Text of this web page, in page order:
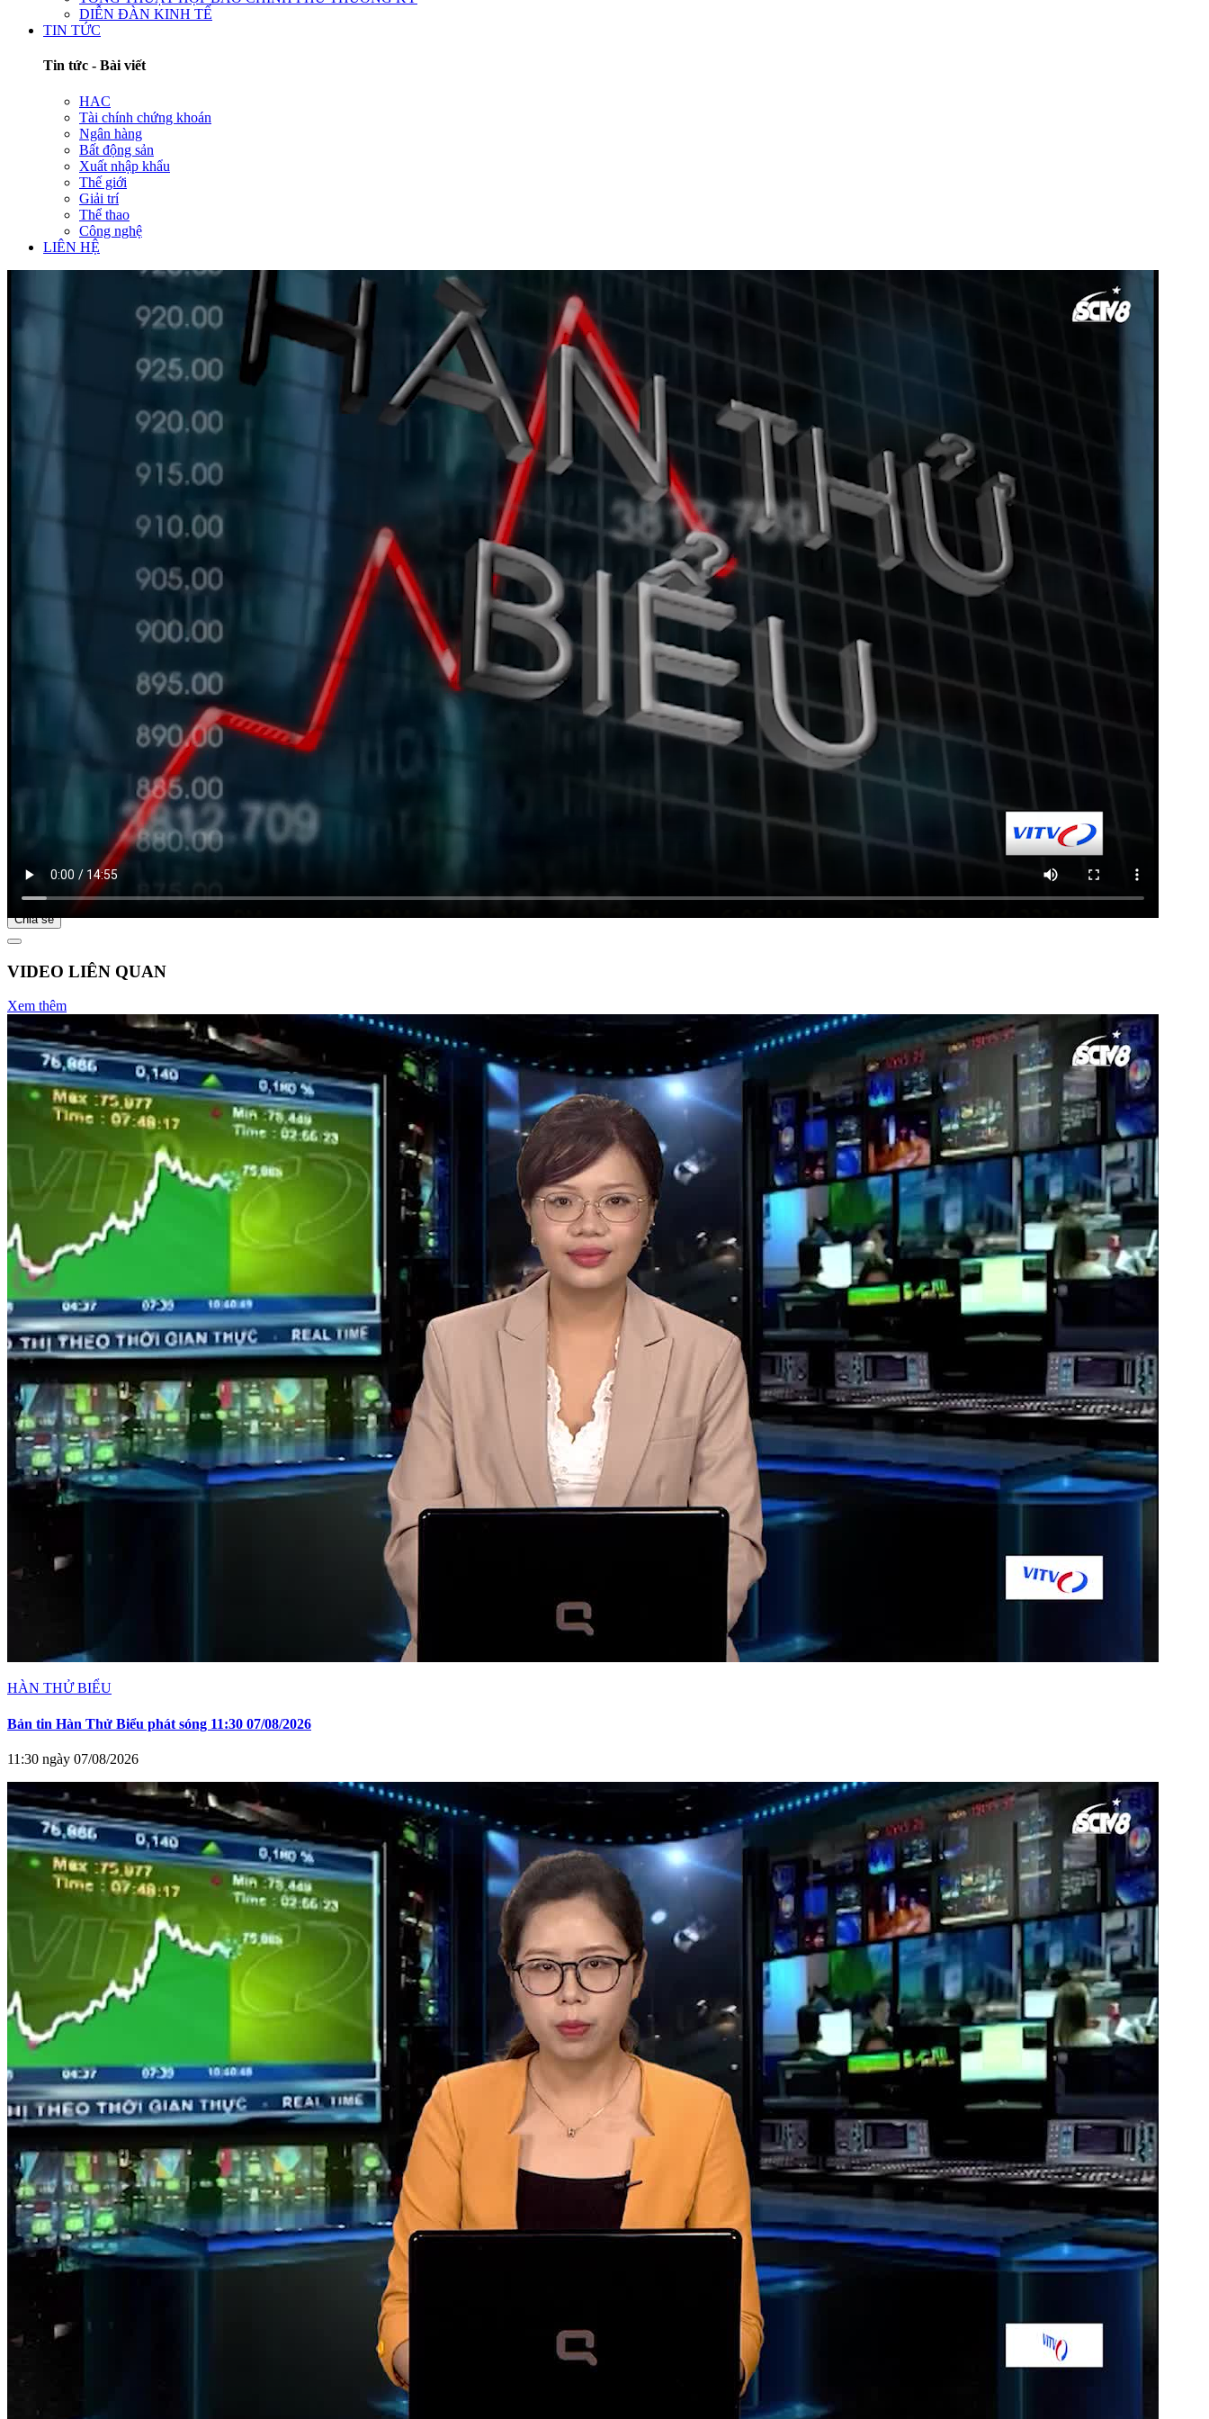
DIỄN ĐÀN KINH TẾ
TIN TỨC
Tin tức - Bài viết
HAC
Tài chính chứng khoán
Ngân hàng
Bất động sản
Xuất nhập khẩu
Thế giới
Giải trí
Thể thao
Công nghệ
LIÊN HỆ
Bắt đầu tại
Chia sẻ
VIDEO LIÊN QUAN
Xem thêm
HÀN THỬ BIỂU
Bản tin Hàn Thử Biểu phát sóng 11:30 07/08/2026
11:30 ngày 07/08/2026